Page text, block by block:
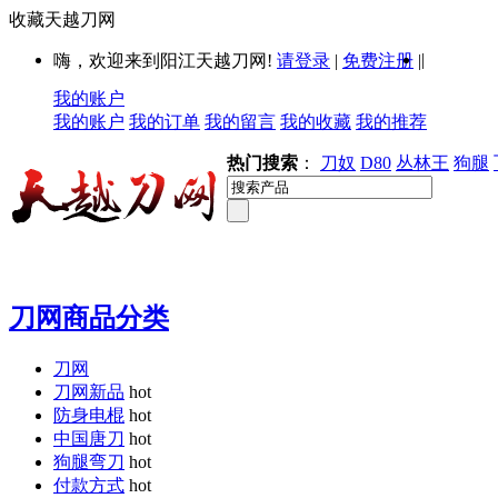
收藏天越刀网
嗨，欢迎来到阳江天越刀网! 请登录 | 免费注册 ||
我的账户
我的账户 我的订单 我的留言 我的收藏 我的推荐
热门搜索 ： 刀奴 D80 丛林王 狗腿
刀网商品分类
刀网
刀网新品 hot
防身电棍 hot
中国唐刀 hot
狗腿弯刀 hot
付款方式 hot